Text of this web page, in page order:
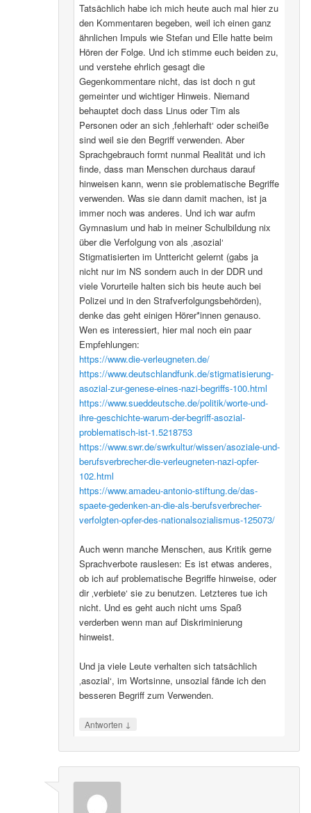
Tatsächlich habe ich mich heute auch mal hier zu
den Kommentaren begeben, weil ich einen ganz
ähnlichen Impuls wie Stefan und Elle hatte beim
Hören der Folge. Und ich stimme euch beiden zu,
und verstehe ehrlich gesagt die
Gegenkommentare nicht, das ist doch n gut
gemeinter und wichtiger Hinweis. Niemand
behauptet doch dass Linus oder Tim als
Personen oder an sich ‚fehlerhaft‘ oder scheiße
sind weil sie den Begriff verwenden. Aber
Sprachgebrauch formt nunmal Realität und ich
finde, dass man Menschen durchaus darauf
hinweisen kann, wenn sie problematische Begriffe
verwenden. Was sie dann damit machen, ist ja
immer noch was anderes. Und ich war aufm
Gymnasium und hab in meiner Schulbildung nix
über die Verfolgung von als ‚asozial‘
Stigmatisierten im Unttericht gelernt (gabs ja
nicht nur im NS sondern auch in der DDR und
viele Vorurteile halten sich bis heute auch bei
Polizei und in den Strafverfolgungsbehörden),
denke das geht einigen Hörer*innen genauso.
Wen es interessiert, hier mal noch ein paar
Empfehlungen:
https://www.die-verleugneten.de/
https://www.deutschlandfunk.de/stigmatisierung-
asozial-zur-genese-eines-nazi-begriffs-100.html
https://www.sueddeutsche.de/politik/worte-und-
ihre-geschichte-warum-der-begriff-asozial-
problematisch-ist-1.5218753
https://www.swr.de/swrkultur/wissen/asoziale-und-
berufsverbrecher-die-verleugneten-nazi-opfer-
102.html
https://www.amadeu-antonio-stiftung.de/das-
spaete-gedenken-an-die-als-berufsverbrecher-
verfolgten-opfer-des-nationalsozialismus-125073/
Auch wenn manche Menschen, aus Kritik gerne
Sprachverbote rauslesen: Es ist etwas anderes,
ob ich auf problematische Begriffe hinweise, oder
dir ‚verbiete‘ sie zu benutzen. Letzteres tue ich
nicht. Und es geht auch nicht ums Spaß
verderben wenn man auf Diskriminierung
hinweist.
Und ja viele Leute verhalten sich tatsächlich
‚asozial‘, im Wortsinne, unsozial fände ich den
besseren Begriff zum Verwenden.
Antworten ↓